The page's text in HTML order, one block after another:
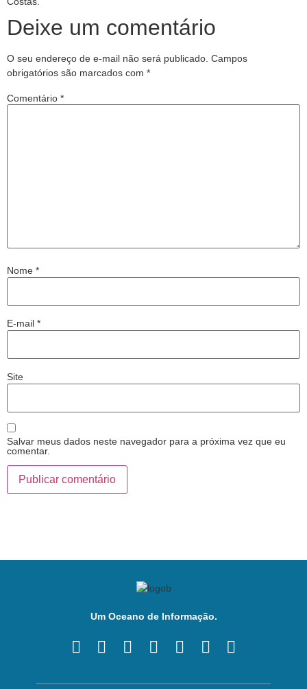
Deixe um comentário
O seu endereço de e-mail não será publicado. Campos
obrigatórios são marcados com *
Comentário *
Nome *
E-mail *
Site
Salvar meus dados neste navegador para a próxima vez que eu
comentar.
Um Oceano de Informação.